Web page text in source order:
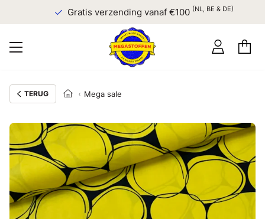
Gratis verzending vanaf €100(NL, BE & DE)
TERUG Mega sale